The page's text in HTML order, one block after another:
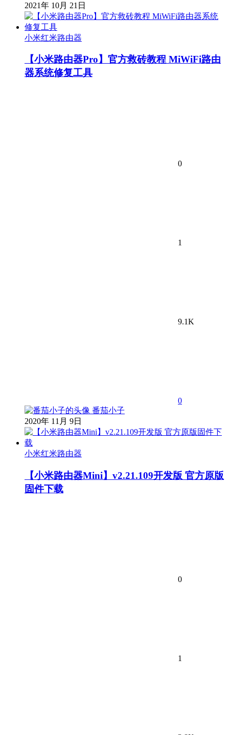
2021年 10月 21日
小米红米路由器
【小米路由器Pro】官方救砖教程 MiWiFi路由
器系统修复工具
0
1
9.1K
0
番茄小子
2020年 11月 9日
小米红米路由器
【小米路由器Mini】v2.21.109开发版 官方原版
固件下载
0
1